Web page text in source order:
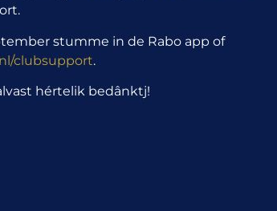
stumme in de Rabo app of
clubsupport.
hértelik bedânktj!